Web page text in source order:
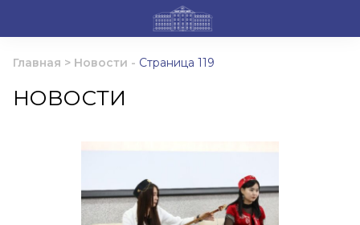
Главная > Новости - Страница 119
НОВОСТИ